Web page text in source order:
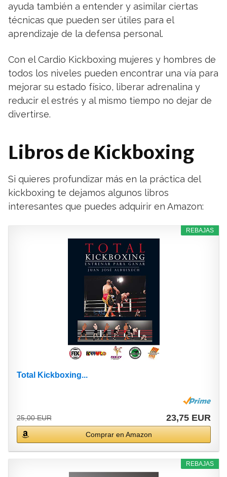
ayuda también a entender y asimilar ciertas
técnicas que pueden ser útiles para el
aprendizaje de la defensa personal.
Con el Cardio Kickboxing mujeres y hombres de
todos los niveles pueden encontrar una vía para
mejorar su estado físico, liberar adrenalina y
reducir el estrés y al mismo tiempo no dejar de
divertirse.
Libros de Kickboxing
Si quieres profundizar más en la práctica del
kickboxing te dejamos algunos libros
interesantes que puedes adquirir en Amazon:
REBAJAS
Total Kickboxing...
25,00 EUR 23,75 EUR
Comprar en Amazon
REBAJAS